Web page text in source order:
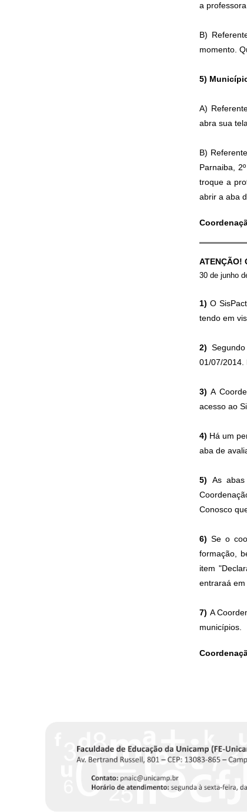
a
B)
momento.
5)
A)
abra sua
B)
Parnaiba,
troque a
abrir a aba
ATENÇÃO!
30 de junho
1) O
tendo em
2)
01/07/2014.
3) A
acesso ao
4) Há um
aba de
5) As
Conosco
6) Se o
formação,
item
entraraá em
7) A
municípios.
i